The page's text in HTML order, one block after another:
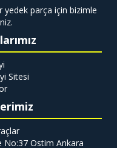
yedek parça için bizimle
Sitesi
No:37 Ostim Ankara